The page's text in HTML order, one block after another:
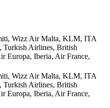
Wizz Air Malta, KLM, ITA
Turkish Airlines, British
Europa, Iberia, Air France,
Wizz Air Malta, KLM, ITA
Turkish Airlines, British
Europa, Iberia, Air France,